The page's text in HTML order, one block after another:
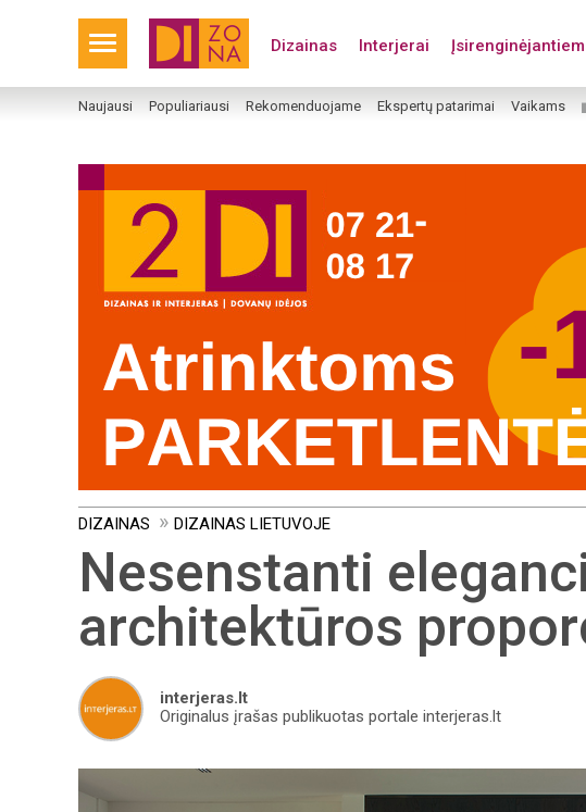
Dizainas Interjerai
Naujausi Populiariausi Rekomenduojame Ekspertų patarimai Vaikams
DIZAINAS DIZAINAS LIETUVOJE
Nesenstanti
architektūros
interjeras.lt
Originalus įrašas publikuotas portale interjeras.lt